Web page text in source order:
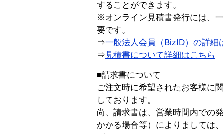
することができます。
※オンライン見積書発行には、
要です。
⇒一般法人会員（BizID）の詳細
⇒ 見積書について詳細はこちら
■請求書について
ご注文時に希望されたお客様に
しております。
尚、請求書は、営業時間内での
かかる場合等）によりましては